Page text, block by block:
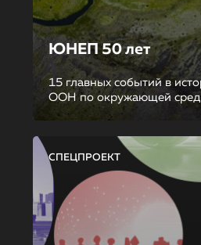
ЮНЕП 50 лет
15 главных событий в
ООН по окружающей
СПЕЦПРОЕКТ